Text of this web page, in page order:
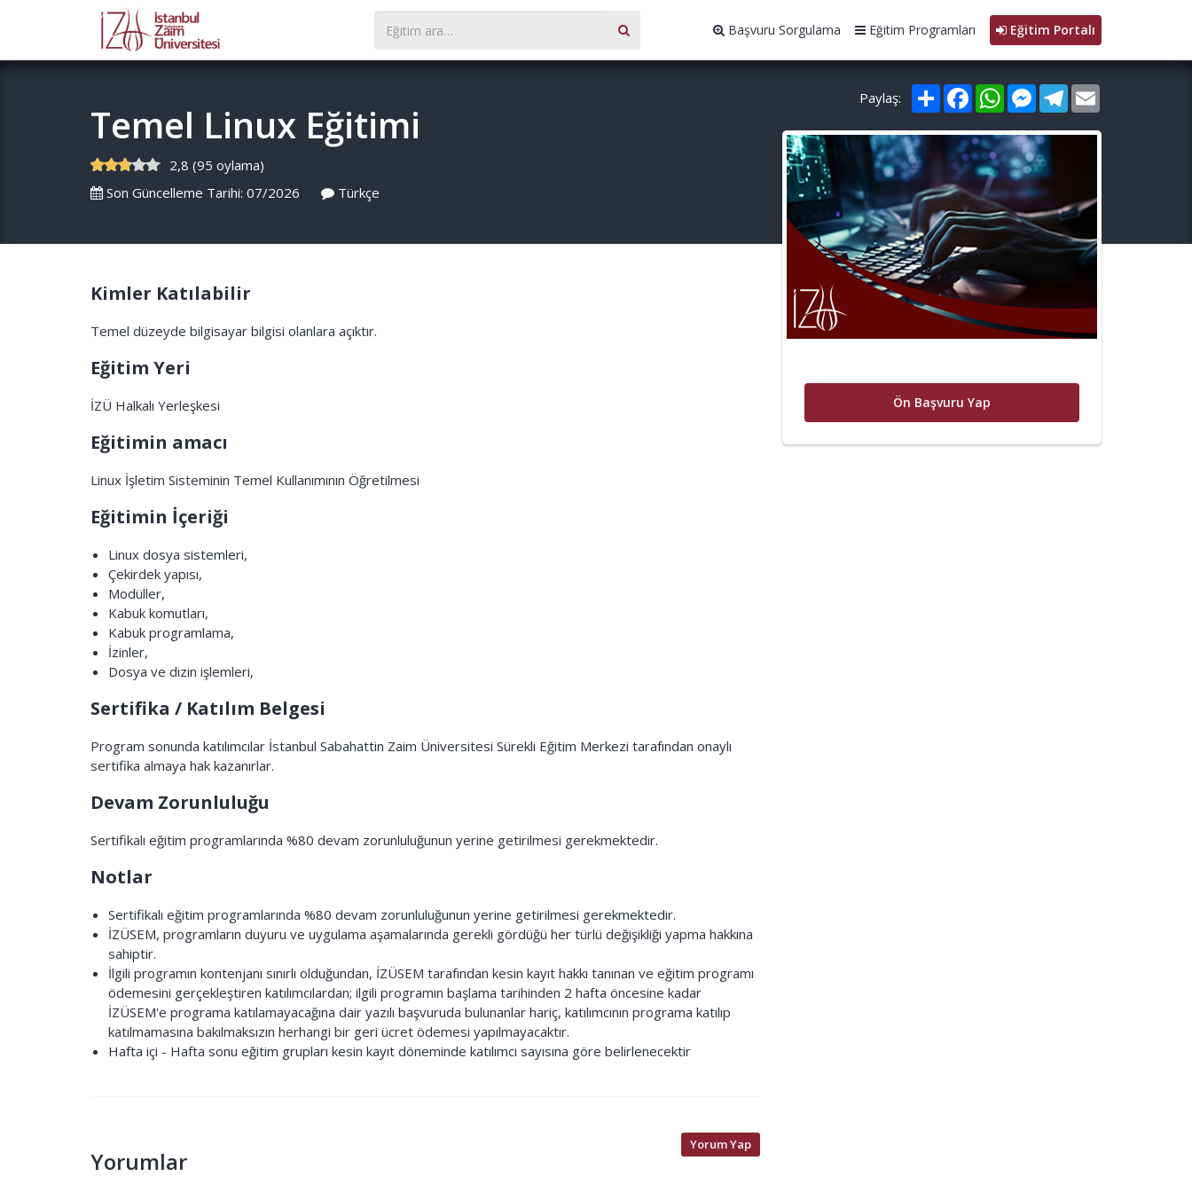
Başvuru Sorgulama Eğitim Programları Eğitim Portalı
Temel Linux Eğitimi
2,8 (95 oylama)
Son Güncelleme Tarihi: 07/2026
Türkçe
Kimler Katılabilir
Temel düzeyde bilgisayar bilgisi olanlara açıktır.
Eğitim Yeri
İZÜ Halkalı Yerleşkesi
Eğitimin amacı
Linux İşletim Sisteminin Temel Kullanımının Öğretilmesi
Eğitimin İçeriği
Linux dosya sistemleri,
Çekirdek yapısı,
Modüller,
Kabuk komutları,
Kabuk programlama,
İzinler,
Dosya ve dizin işlemleri,
Sertifika / Katılım Belgesi
Program sonunda katılımcılar İstanbul Sabahattin Zaim Üniversitesi Sürekli Eğitim Merkezi tarafından onaylı
sertifika almaya hak kazanırlar.
Devam Zorunluluğu
Sertifikalı eğitim programlarında %80 devam zorunluluğunun yerine getirilmesi gerekmektedir.
Notlar
Sertifikalı eğitim programlarında %80 devam zorunluluğunun yerine getirilmesi gerekmektedir.
İZÜSEM, programların duyuru ve uygulama aşamalarında gerekli gördüğü her türlü değişikliği yapma hakkına
sahiptir.
İlgili programın kontenjanı sınırlı olduğundan, İZÜSEM tarafından kesin kayıt hakkı tanınan ve eğitim programı
ödemesini gerçekleştiren katılımcılardan; ilgili programın başlama tarihinden 2 hafta öncesine kadar
İZÜSEM'e programa katılamayacağına dair yazılı başvuruda bulunanlar hariç, katılımcının programa katılıp
katılmamasına bakılmaksızın herhangi bir geri ücret ödemesi yapılmayacaktır.
Hafta içi - Hafta sonu eğitim grupları kesin kayıt döneminde katılımcı sayısına göre belirlenecektir
Yorumlar
Yorum Yap
Paylaş: PaylaşFacebookWhatsAppMessenger
Telegram
Ön Başvuru Yap